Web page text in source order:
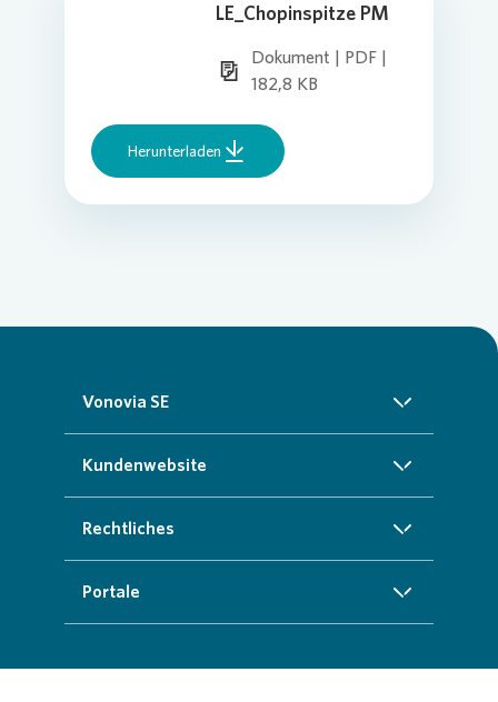
LE_Chopinspitze PM
Dokument | PDF |
182,8 KB
Herunterladen
Vonovia SE
Über uns
Nachhaltigkeit
Karriere
Kundenwebsite
Startseite
Kundenservice
Weitere Angebote
Rechtliches
Impressum
Portale